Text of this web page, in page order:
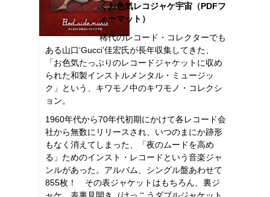
くお色気レコジャケ宇宙（PDFフ
ォーマット）
稀代のレコード・コレクターでも
ある山口‘Gucci’佳宏氏が長年収集してきた、
「お色気たっぷりのレコードジャケットに収め
られた和製インストルメンタル・ミュージッ
ク」という、キワモノ中のキワモノ・コレクシ
ョン。
1960年代から70年代初期にかけて各レコード会
社から無数にリリースされ、いつのまにか跡形
もなく消えてしまった、「夜のムードを高め
る」ためのインスト・レコードという音楽ジャ
ンルがあった。アルバム、シングル盤あわせて
855枚！ その表ジャケットはもちろん、裏ジ
ャケ、表裏見開き（けっこうダブルジャケット